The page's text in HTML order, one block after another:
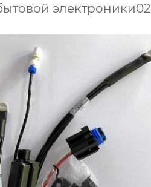
электроники02